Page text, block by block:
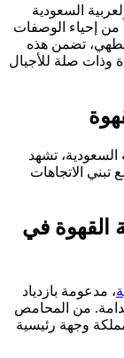
السعودية
من إحياء الوصفات
الطهي، تضمن هذه
وذات صلة للأجيال
السعودية، تشهد
تبني الاتجاهات
القهوة في
، مدعومة بازدياد
من المحامص
وجهة رئيسية